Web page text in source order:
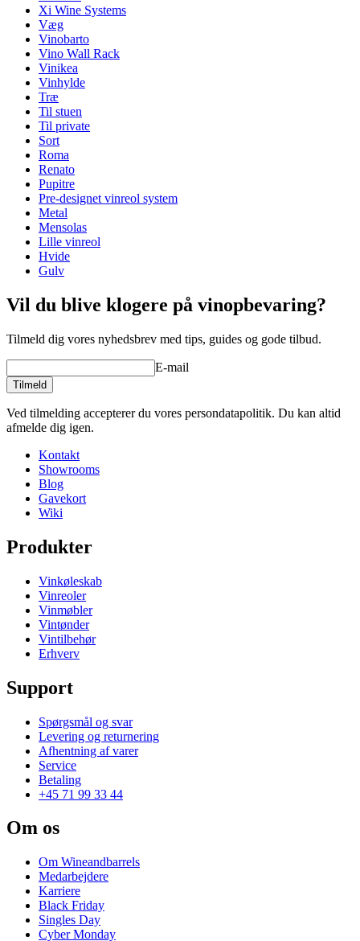
Se eksempler på indretning med WINEREX vinreoler her.
indretning af vinkælder (åbner nyt vindue og kræver flash
installeret)
Levering
PlaceringGulv
ModulærJa
Flasker
Antal flasker (Bordeaux)
Flasketype
Dimensioner (BxHxD cm)
Højde (cm)
Bredde (cm)
68
Dybde (cm)32
Vægt (kg)
Xi Wine Systems
Væg
Vinobarto
Vino Wall Rack
Vinikea
Vinhylde
Træ
Til stuen
Til private
Sort
Roma
Renato
Pupitre
Pre-designet vinreol system
Metal
Mensolas
Lille vinreol
Hvide
Gulv
Vil du blive klogere på vinopbevaring?
Tilmeld dig vores nyhedsbrev med tips, guides og gode tilbud.
E-mail
Tilmeld
Ved tilmelding accepterer du vores persondatapolitik. Du kan altid
afmelde dig igen.
Kontakt
Showrooms
Blog
Gavekort
Wiki
Produkter
Vinkøleskab
Vinreoler
Vinmøbler
Vintønder
Vintilbehør
Erhverv
Support
Spørgsmål og svar
Levering og returnering
Afhentning af varer
Service
Betaling
+45 71 99 33 44
Om os
Om Wineandbarrels
Medarbejdere
Karriere
Black Friday
Singles Day
Cyber Monday